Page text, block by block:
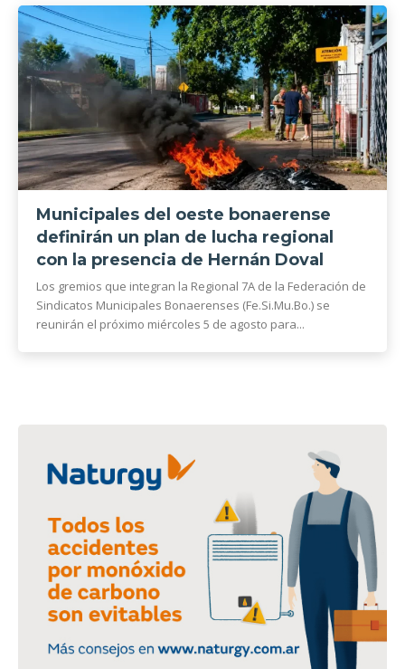
Municipales del oeste bonaerense
definirán un plan de lucha regional
con la presencia de Hernán Doval
Los gremios que integran la Regional 7A de la Federación de
Sindicatos Municipales Bonaerenses (Fe.Si.Mu.Bo.) se
reunirán el próximo miércoles 5 de agosto para...